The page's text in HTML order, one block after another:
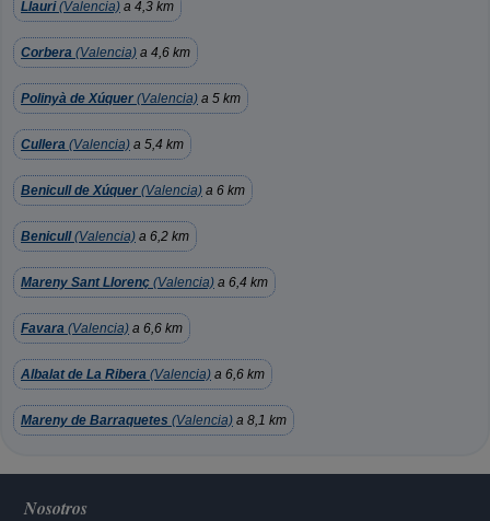
Llauri(Valencia) a 4,3 km
Corbera (Valencia) a 4,6 km
Polinyà de Xúquer (Valencia) a 5 km
Cullera (Valencia) a 5,4 km
Benicull de Xúquer (Valencia) a 6 km
Benicull(Valencia) a 6,2 km
Mareny Sant Llorenç (Valencia) a 6,4 km
Favara (Valencia) a 6,6 km
Albalat de La Ribera (Valencia) a 6,6 km
Mareny de Barraquetes (Valencia) a 8,1 km
Nosotros